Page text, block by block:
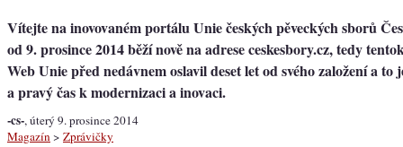
Vítejte na inovovaném portálu Unie českých pěveckých sborů
od 9. prosince 2014 běží nově na adrese ceskesbory.cz, tedy
Web Unie před nedávnem oslavil deset let od svého založení a
a pravý čas k modernizaci a inovaci.
-cs-, úterý 9. prosince 2014
Magazín > Zprávičky